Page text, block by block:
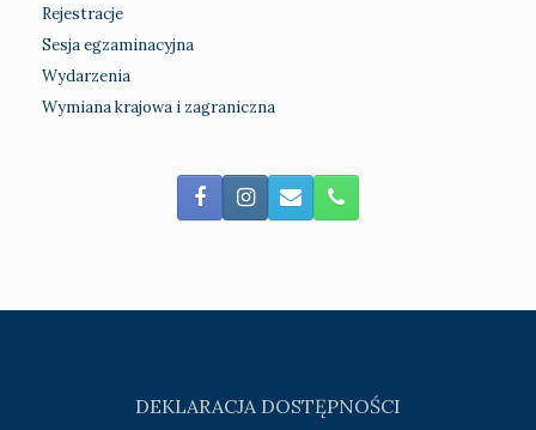
Rejestracje
Sesja egzaminacyjna
Wydarzenia
Wymiana krajowa i zagraniczna
DEKLARACJA DOSTĘPNOŚCI